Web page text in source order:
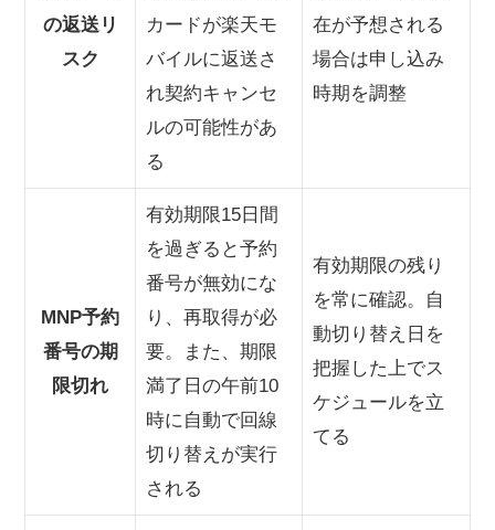
の返送リ
スク
カードが楽天モ
バイルに返送さ
れ契約キャンセ
ルの可能性があ
る
在が予想される
場合は申し込み
時期を調整
MNP予約
番号の期
限切れ
有効期限15日間
を過ぎると予約
番号が無効にな
り、再取得が必
要。また、期限
満了日の午前10
時に自動で回線
切り替えが実行
される
有効期限の残り
を常に確認。自
動切り替え日を
把握した上でス
ケジュールを立
てる